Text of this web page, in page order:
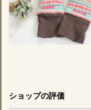
ショップの評価